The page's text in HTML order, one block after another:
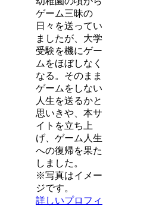
ゲーム三昧の
日々を送ってい
ましたが、大学
受験を機にゲー
ムをほぼしなく
なる。そのまま
ゲームをしない
人生を送るかと
思いきや、本サ
イトを立ち上
げ、ゲーム人生
への復帰を果た
しました。
※写真はイメー
ジです。
詳しいプロフィ